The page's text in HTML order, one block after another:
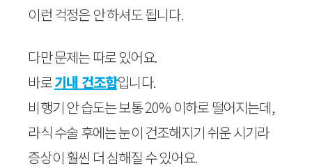
이런 걱정은 안 하셔도 됩니다.
다만 문제는 따로 있어요.
바로기내 건조함입니다.
비행기 안 습도는 보통 20% 이하로 떨어지는데,
라식 수술 후에는 눈이 건조해지기 쉬운 시기라
증상이 훨씬 더 심해질 수 있어요.